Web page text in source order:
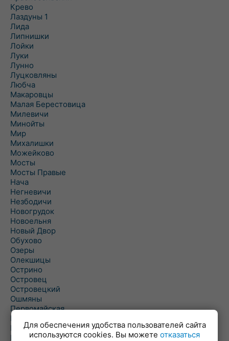
Крево
Лаздуны 1
Лида
Липнишки
Лойки
Луки
Лунно
Луцковляны
Любча
Макаровцы
Малая Берестовица
Милевичи
Минойты
Мир
Михалишки
Можейково
Мосты
Мосты Правые
Нача
Негневичи
Незбодичи
Новогрудок
Новоельня
Новый Двор
Обухово
Озеры
Олекшицы
Острино
Островец
Островецкий
Ошмяны
Первомайская
Первомайский
Пески
Петревичи
Для обеспечения удобства пользователей сайта
используются cookies. Вы можете отказаться